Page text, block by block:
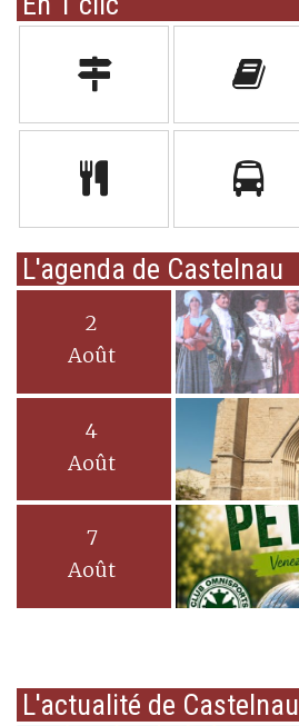
L'agenda de Castelnau
2
Août
4
Août
7
Août
L'actualité de Castelnau